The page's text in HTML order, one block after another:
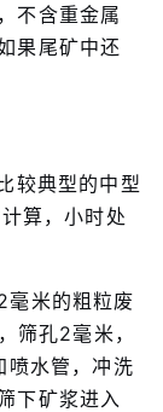
不含重金属
果尾矿中还
较典型的中型
算，小时处
毫米的粗粒废
筛孔2毫米，
喷水管，冲洗
下矿浆进入